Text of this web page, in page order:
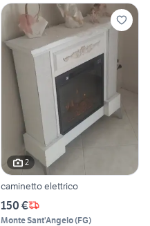
2
caminetto elettrico
150 €
Monte Sant'Angelo(FG)